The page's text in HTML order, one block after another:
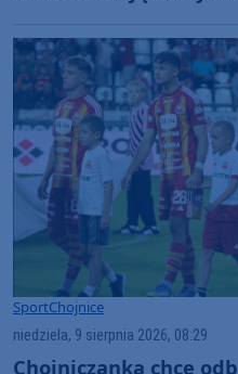
SportChojnice
niedziela, 9 sierpnia 2026, 08:29
Chojniczanka chce